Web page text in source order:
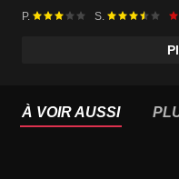
P. S.
À VOIR AUSSI